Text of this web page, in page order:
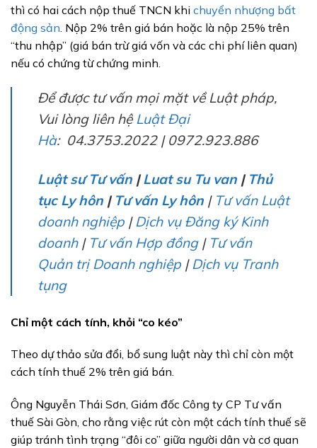
thì có hai cách nộp thuế TNCN khi chuyển nhượng bất
động sản . Nộp 2% trên giá bán hoặc là nộp 25% trên
“thu nhập” (giá bán trừ giá vốn và các chi phí liên quan)
nếu có chứng từ chứng minh.
Để được tư vấn mọi mặt về Luật pháp,
Vui lòng liên hệ Luật Đại
Hà: 04.3753.2022 | 0972.923.886
Luật sư Tư vấn |Luat su Tu van | Thủ
tục Ly hôn | Tư vấn Ly hôn | Tư vấn Luật
doanh nghiệp | Dịch vụ Đăng ký Kinh
doanh| Tư vấn Hợp đồng| Tư vấn
Quản trị Doanh nghiệp | Dịch vụ Tranh
tụng
Chỉ một cách tính, khỏi “co kéo”
Theo dự thảo sửa đổi, bổ sung luật này thì chỉ còn một
cách tính thuế 2% trên giá bán.
Ông Nguyễn Thái Sơn, Giám đốc Công ty CP Tư vấn
thuế Sài Gòn, cho rằng việc rút còn một cách tính thuế sẽ
giúp tránh tình trạng “đôi co” giữa người dân và cơ quan